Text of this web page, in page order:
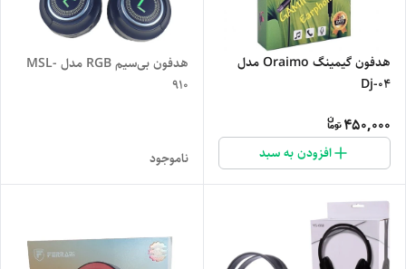
هدفون گیمینگ Oraimo مدل
Dj-04
450,000
افزودن به سبد
هدفون بی‌سیم RGB مدل MSL-
910
ناموجود